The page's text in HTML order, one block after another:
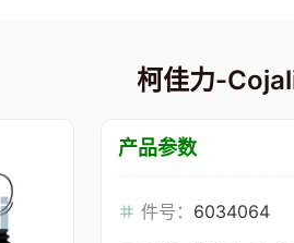
柯佳力-
产品参数
件号： 6034064